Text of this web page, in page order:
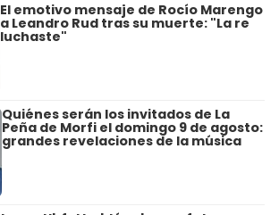
El emotivo mensaje de Rocío Marengo
a Leandro Rud tras su muerte: "La re
luchaste"
Quiénes serán los invitados de La
Peña de Morfi el domingo 9 de agosto:
grandes revelaciones de la música